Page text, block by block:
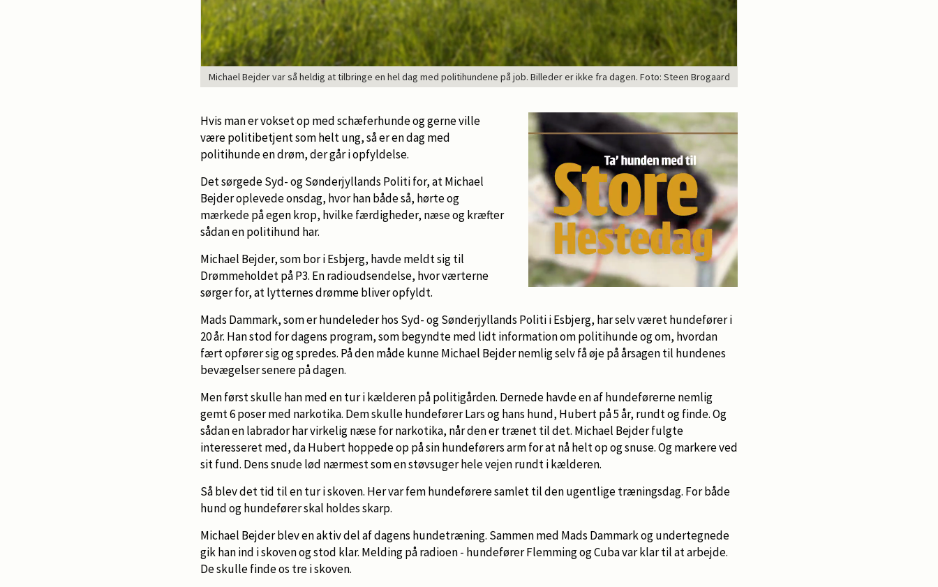
Michael Bejder var så heldig at tilbringe en hel dag med politihundene på job. Billeder er ikke fra dagen. Foto: Steen Brogaard
Hvis man er vokset op med schæferhunde og gerne ville
være politibetjent som helt ung, så er en dag med
politihunde en drøm, der går i opfyldelse.
Det sørgede Syd- og Sønderjyllands Politi for, at Michael
Bejder oplevede onsdag, hvor han både så, hørte og
mærkede på egen krop, hvilke færdigheder, næse og kræfter
sådan en politihund har.
Michael Bejder, som bor i Esbjerg, havde meldt sig til
Drømmeholdet på P3. En radioudsendelse, hvor værterne
sørger for, at lytternes drømme bliver opfyldt.
Mads Dammark, som er hundeleder hos Syd- og Sønderjyllands Politi i Esbjerg, har selv været hundefører i
20 år. Han stod for dagens program, som begyndte med lidt information om politihunde og om, hvordan
fært opfører sig og spredes. På den måde kunne Michael Bejder nemlig selv få øje på årsagen til hundenes
bevægelser senere på dagen.
Men først skulle han med en tur i kælderen på politigården. Dernede havde en af hundeførerne nemlig
gemt 6 poser med narkotika. Dem skulle hundefører Lars og hans hund, Hubert på 5 år, rundt og finde. Og
sådan en labrador har virkelig næse for narkotika, når den er trænet til det. Michael Bejder fulgte
interesseret med, da Hubert hoppede op på sin hundeførers arm for at nå helt op og snuse. Og markere ved
sit fund. Dens snude lød nærmest som en støvsuger hele vejen rundt i kælderen.
Så blev det tid til en tur i skoven. Her var fem hundeførere samlet til den ugentlige træningsdag. For både
hund og hundefører skal holdes skarp.
Michael Bejder blev en aktiv del af dagens hundetræning. Sammen med Mads Dammark og undertegnede
gik han ind i skoven og stod klar. Melding på radioen - hundefører Flemming og Cuba var klar til at arbejde.
De skulle finde os tre i skoven.